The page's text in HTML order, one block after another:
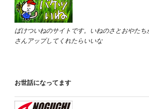
ばけついねのサイトです。いねのさとおやたち
さんアップしてくれたらいいな
お世話になってます